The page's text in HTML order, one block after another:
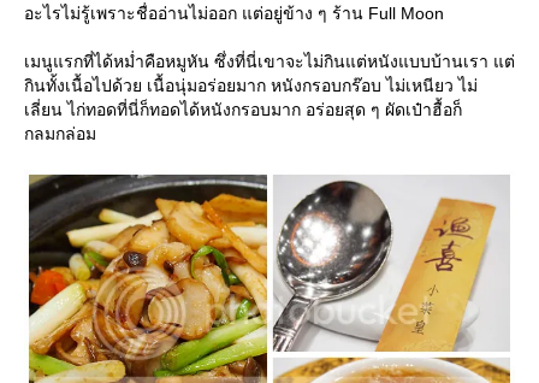
อะไรไม่รู้เพราะชื่ออ่านไม่ออก แต่อยู่ข้าง ๆ ร้าน Full Moon
เมนูแรกที่ได้หม่ำคือหมูหัน ซึ่งที่นี่เขาจะไม่กินแต่หนังแบบบ้านเรา แต่
กินทั้งเนื้อไปด้วย เนื้อนุ่มอร่อยมาก หนังกรอบกร๊อบ ไม่เหนียว ไม่
เลี่ยน ไก่ทอดที่นี่ก็ทอดได้หนังกรอบมาก อร่อยสุด ๆ ผัดเป๋าฮื้อก็
กลมกล่อม